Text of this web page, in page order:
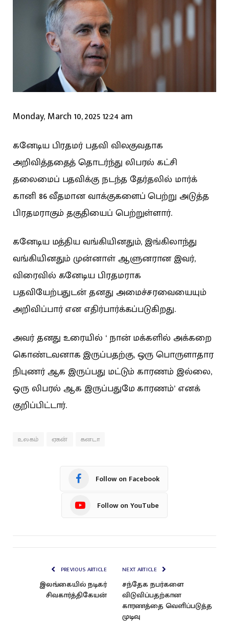
Monday, March 10, 2025 12:24 am
கனேடிய பிரதமர் பதவி விலகுவதாக
அறிவித்ததைத் தொடர்ந்து லிபரல் கட்சி
தலைமைப் பதவிக்கு நடந்த தேர்தலில் மார்க்
கானி 86 வீதமான வாக்குகளைப் பெற்று அடுத்த
பிரதமராகும் தகுதியைப் பெற்றுள்ளார்.
கனேடிய மத்திய வங்கியினதும், இங்கிலாந்து
வங்கியினதும் முன்னாள் ஆளுனரான இவர்,
விரைவில் கனேடிய பிரதமராக
பதவியேற்பதுடன் தனது அமைச்சரவையையும்
அறிவிப்பார் என எதிர்பார்க்கப்படுகிறது.
அவர் தனது உரையில் ‘ நான் மக்களில் அக்கறை
கொண்டவனாக இருப்பதற்கு, ஒரு பொருளாதார
நிபுணர் ஆக இருப்பது மட்டும் காரணம் இல்லை,
ஒரு லிபரல் ஆக இருப்பதுமே காரணம்’ எனக்
குறிப்பிட்டார்.
உலகம் ஏகன் கனடா
Follow on Facebook
Follow on YouTube
PREVIOUS ARTICLE
இலங்கையில் நடிகர்
சிவகார்த்திகேயன்
NEXT ARTICLE
சந்தேக நபர்களை
விடுவிப்பதற்கான
காரணத்தை வெளிப்படுத்த
முடிவு